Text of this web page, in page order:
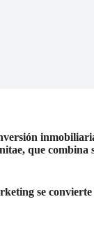
que combina
se